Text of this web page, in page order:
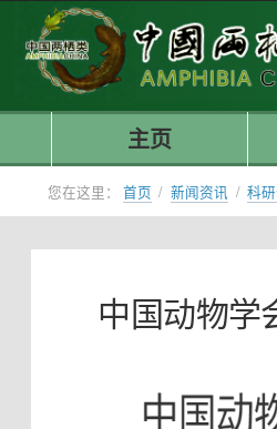
主页
您在这里： 首页 / 新闻资讯 / 科
中国动物学